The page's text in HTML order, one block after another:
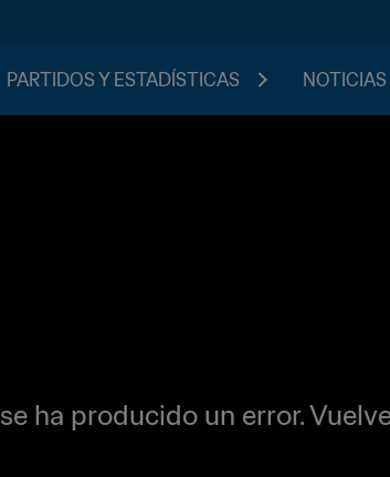
PARTIDOS Y ESTADÍSTICAS NOTICIAS
ha producido un error.